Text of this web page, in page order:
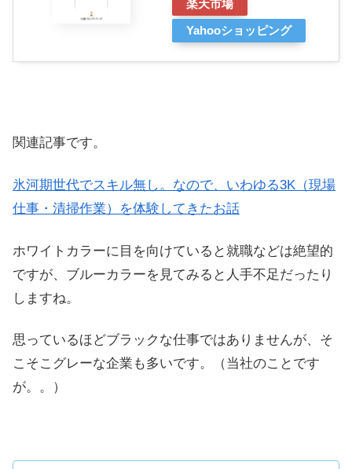
楽天市場
Yahooショッピング
関連記事です。
氷河期世代でスキル無し。なので、いわゆる3K（現場
仕事・清掃作業）を体験してきたお話
ホワイトカラーに目を向けていると就職などは絶望的
ですが、ブルーカラーを見てみると人手不足だったり
しますね。
思っているほどブラックな仕事ではありませんが、そ
こそこグレーな企業も多いです。（当社のことです
が。。）